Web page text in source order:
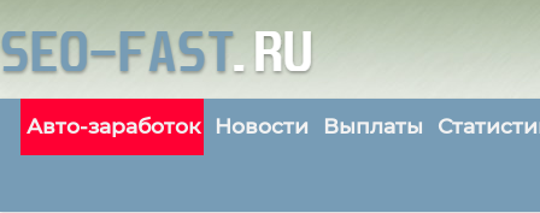
Авто-заработок Новости Выплаты